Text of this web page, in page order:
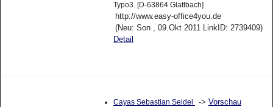
Typo3. [D-63864 Glattbach]
http://www.easy-office4you.de
(Neu: Son , 09.Okt 2011 LinkID: 2739409)
Detail
Cayas Sebastian Seidel -> Vorschau